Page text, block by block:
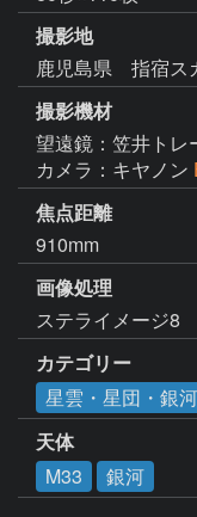
撮影地
鹿児島県 指宿ス
撮影機材
望遠鏡：笠井トレ
カメラ：キヤノン
焦点距離
910mm
画像処理
ステライメージ8
カテゴリー
星雲・星団・銀河
天体
M33
銀河